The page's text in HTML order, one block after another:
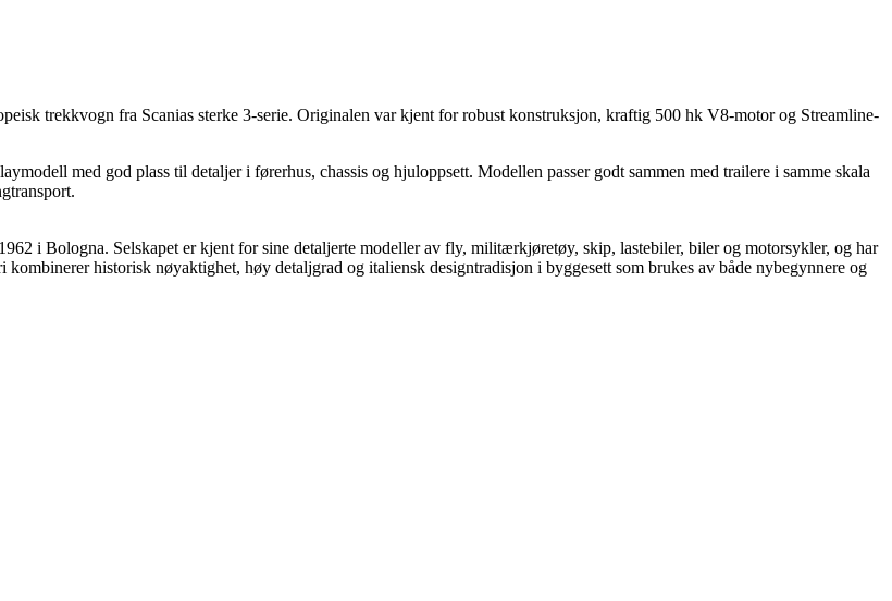
trekkvogn fra Scanias sterke 3-serie. Originalen var kjent for robust konstruksjon, kraftig 500 hk V8-motor og Streamline-
med god plass til detaljer i førerhus, chassis og hjuloppsett. Modellen passer godt sammen med trailere i samme skala
i Bologna. Selskapet er kjent for sine detaljerte modeller av fly, militærkjøretøy, skip, lastebiler, biler og motorsykler, og har
historisk nøyaktighet, høy detaljgrad og italiensk designtradisjon i byggesett som brukes av både nybegynnere og